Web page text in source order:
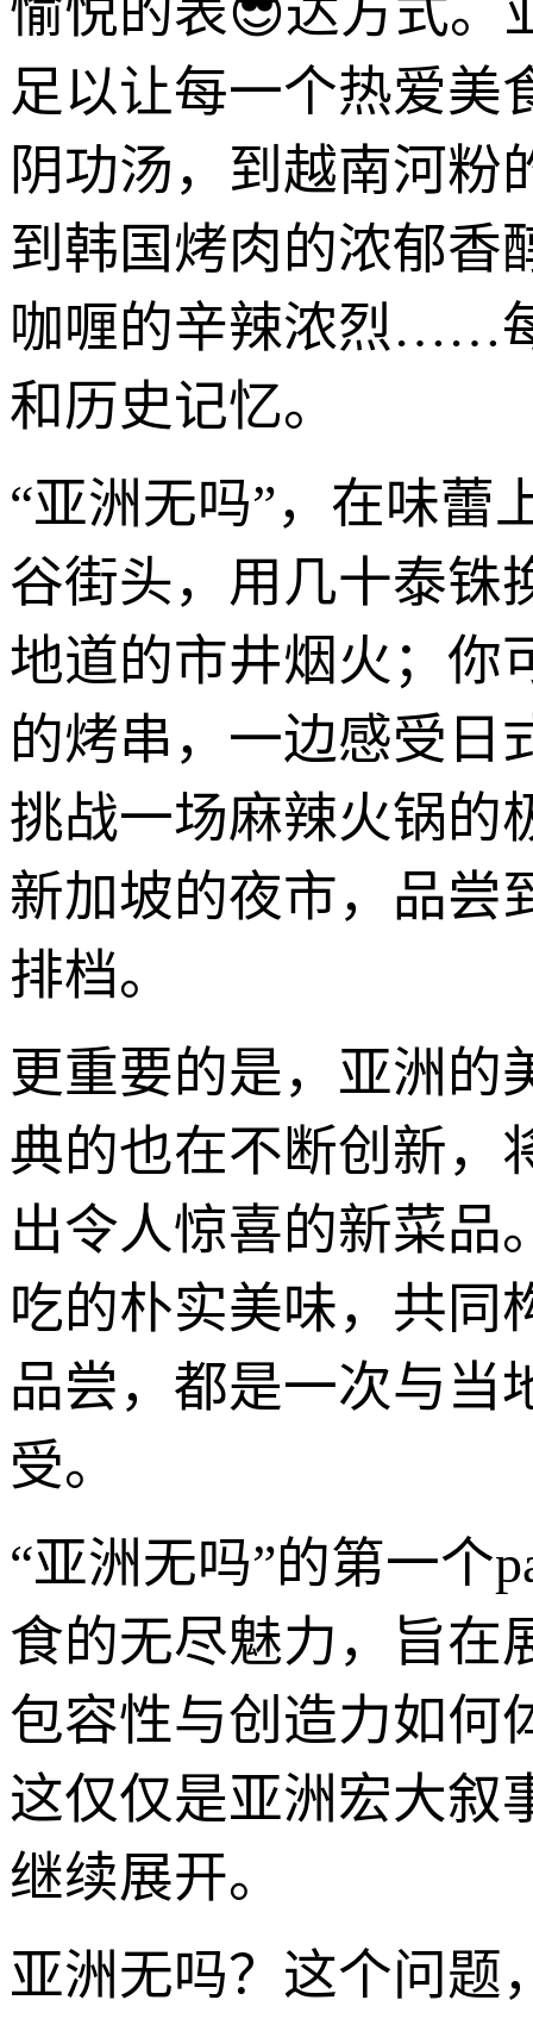
愉悦的表😎达方式。
足以让每一个热爱美
阴功汤，到越南河粉
到韩国烤肉的浓郁香
咖喱的辛辣浓烈……
和历史记忆。
“亚洲无吗”，在味蕾
谷街头，用几十泰铢
地道的市井烟火；你
的烤串，一边感受日
挑战一场麻辣火锅的
新加坡的夜市，品尝
排档。
更重要的是，亚洲的
典的也在不断创新，
出令人惊喜的新菜品
吃的朴实美味，共同
品尝，都是一次与当
受。
“亚洲无吗”的第一个
食的无尽魅力，旨在
包容性与创造力如何
这仅仅是亚洲宏大叙
继续展开。
亚洲无吗？这个问题